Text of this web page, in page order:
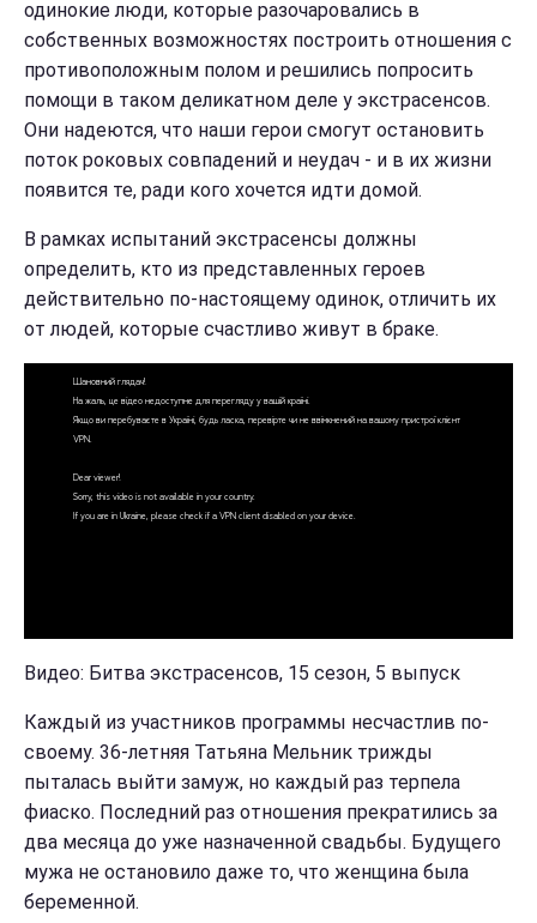
одинокие люди, которые разочаровались в
собственных возможностях построить отношения с
противоположным полом и решились попросить
помощи в таком деликатном деле у экстрасенсов.
Они надеются, что наши герои смогут остановить
поток роковых совпадений и неудач - и в их жизни
появится те, ради кого хочется идти домой.
В рамках испытаний экстрасенсы должны
определить, кто из представленных героев
действительно по-настоящему одинок, отличить их
от людей, которые счастливо живут в браке.
Видео: Битва экстрасенсов, 15 сезон, 5 выпуск
Каждый из участников программы несчастлив по-
своему. 36-летняя Татьяна Мельник трижды
пыталась выйти замуж, но каждый раз терпела
фиаско. Последний раз отношения прекратились за
два месяца до уже назначенной свадьбы. Будущего
мужа не остановило даже то, что женщина была
беременной.